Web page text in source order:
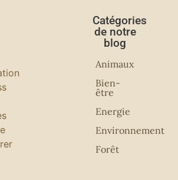
Catégories
de notre
blog
Animaux
Bien-
être
Energie
Environnement
Forêt